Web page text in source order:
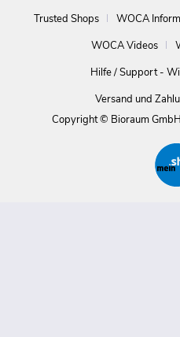
Trusted Shops
WOCA
WOCA Videos
Hilfe / Support -
Versand und
Copyright © Bioraum